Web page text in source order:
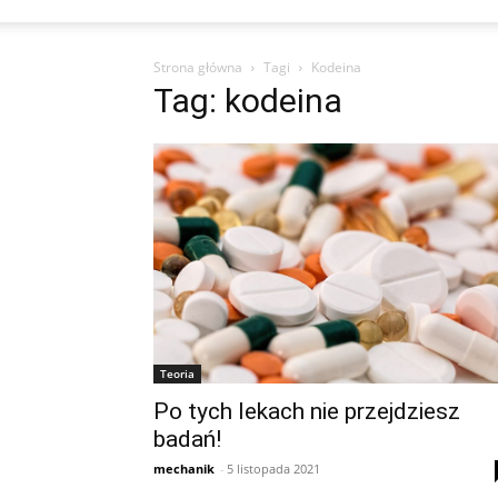
Strona główna Tagi Kodeina
Tag: kodeina
Teoria
Po tych lekach nie przejdziesz
badań!
mechanik - 5 listopada 2021